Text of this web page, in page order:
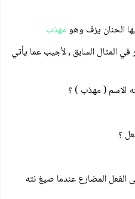
الحنان يزف وهو مهذب
في المثال السابق , لأجيب عما يأتي
الاسم ( مهذب ) ؟
؟
الفعل المضارع عندما صيغ نته